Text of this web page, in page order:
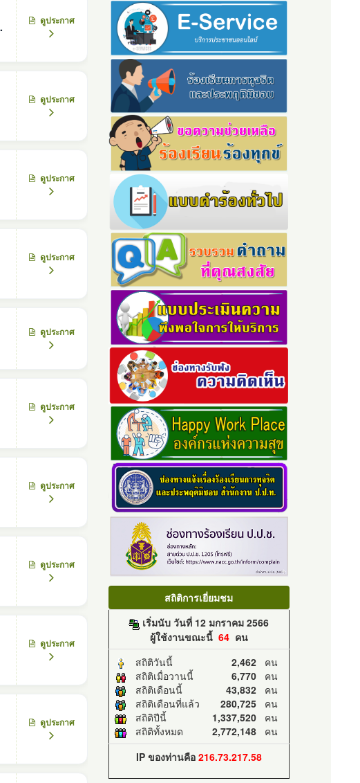
ดูประกาศ
ดูประกาศ
ดูประกาศ
ดูประกาศ
ดูประกาศ
ดูประกาศ
ดูประกาศ
ดูประกาศ
ดูประกาศ
ดูประกาศ
สถิติการเยี่ยมชม
เริ่มนับ วันที่ 12 มกราคม 2566
ผู้ใช้งานขณะนี้ 64คน
สถิติวันนี้
2,462คน
สถิติเมื่อวานนี้
6,770คน
สถิติเดือนนี้
43,832คน
สถิติเดือนที่แล้ว
280,725คน
สถิติปีนี้
1,337,520คน
สถิติทั้งหมด
2,772,148คน
IP ของท่านคือ 216.73.217.58